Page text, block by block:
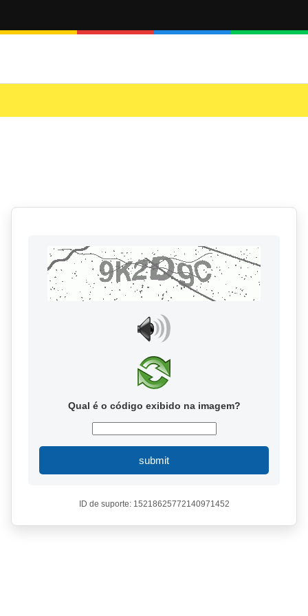
Qual é o código exibido na imagem?
submit
ID de suporte: 15218625772140971452